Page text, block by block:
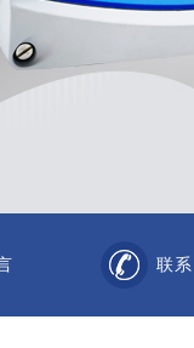
联